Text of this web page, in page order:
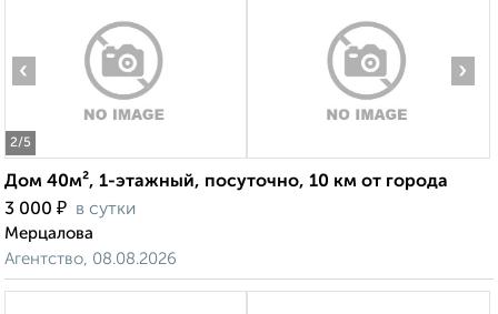
2/5
‹ ›
Дом 40м², 1-этажный, посуточно, 10 км от города
3 000 ₽ в сутки
Мерцалова
Агентство, 08.08.2026